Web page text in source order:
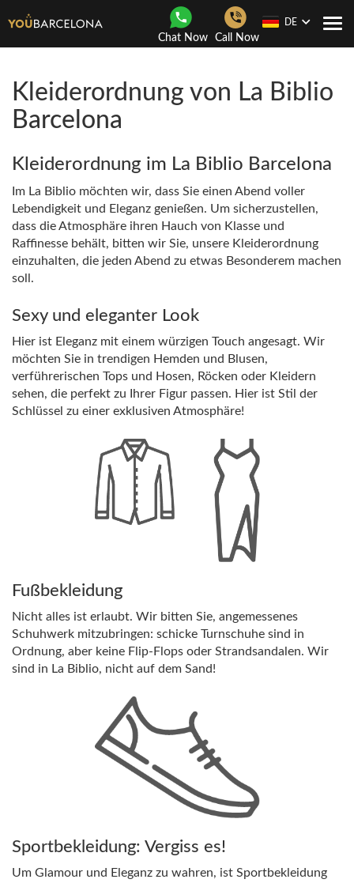
Chat Now Call Now
DE
Kleiderordnung von La Biblio
Barcelona
Kleiderordnung im La Biblio Barcelona
Im La Biblio möchten wir, dass Sie einen Abend voller
Lebendigkeit und Eleganz genießen. Um sicherzustellen,
dass die Atmosphäre ihren Hauch von Klasse und
Raffinesse behält, bitten wir Sie, unsere Kleiderordnung
einzuhalten, die jeden Abend zu etwas Besonderem machen
soll.
Sexy und eleganter Look
Hier ist Eleganz mit einem würzigen Touch angesagt. Wir
möchten Sie in trendigen Hemden und Blusen,
verführerischen Tops und Hosen, Röcken oder Kleidern
sehen, die perfekt zu Ihrer Figur passen. Hier ist Stil der
Schlüssel zu einer exklusiven Atmosphäre!
Fußbekleidung
Nicht alles ist erlaubt. Wir bitten Sie, angemessenes
Schuhwerk mitzubringen: schicke Turnschuhe sind in
Ordnung, aber keine Flip-Flops oder Strandsandalen. Wir
sind in La Biblio, nicht auf dem Sand!
Sportbekleidung: Vergiss es!
Um Glamour und Eleganz zu wahren, ist Sportbekleidung